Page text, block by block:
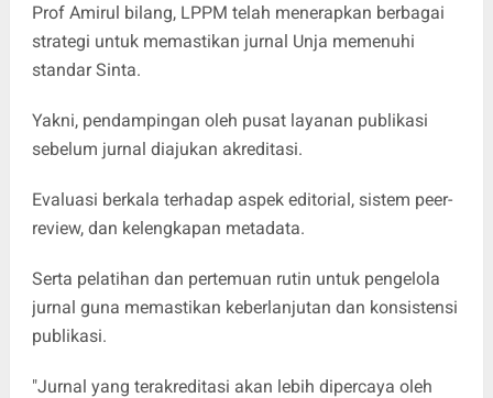
Prof Amirul bilang, LPPM telah menerapkan berbagai
strategi untuk memastikan jurnal Unja memenuhi
standar Sinta.
Yakni, pendampingan oleh pusat layanan publikasi
sebelum jurnal diajukan akreditasi.
Evaluasi berkala terhadap aspek editorial, sistem peer-
review, dan kelengkapan metadata.
Serta pelatihan dan pertemuan rutin untuk pengelola
jurnal guna memastikan keberlanjutan dan konsistensi
publikasi.
"Jurnal yang terakreditasi akan lebih dipercaya oleh